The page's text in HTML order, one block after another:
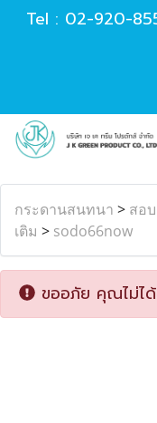
Tel : 02-920-
กระดานสนทนา > สอ
เติม > sodo66now
ขออภัย คุณไม่ได้